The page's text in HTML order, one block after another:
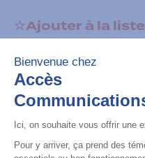
Ajouter à la liste